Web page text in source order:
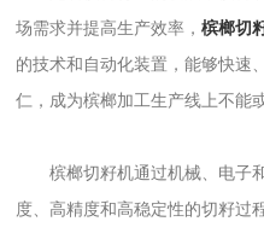
场需求并提高生产效率，槟榔切
的技术和自动化装置，能够快速
仁，成为槟榔加工生产线上不能
槟榔切籽机通过机械、电子
度、高精度和高稳定性的切籽过